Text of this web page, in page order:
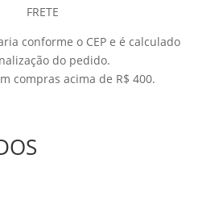
FRETE
conforme o CEP e é calculado
do pedido.
compras acima de R$ 400.